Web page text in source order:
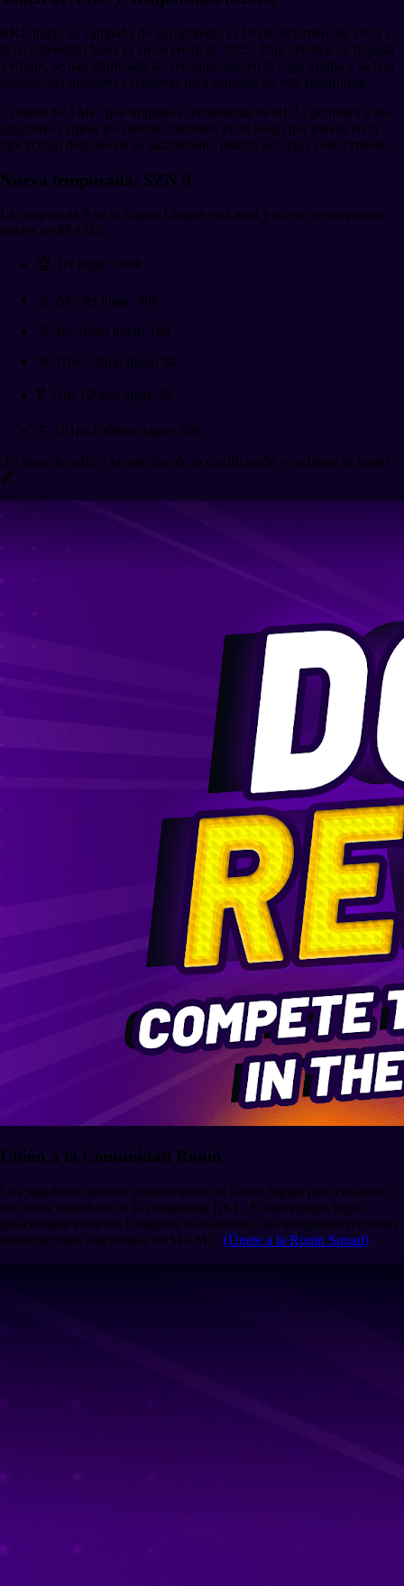
RKL inició su campaña de lanzamiento el 19 de diciembre de 2024 y
la ha extendido hasta el 26 de enero de 2025. Para celebrar su llegada
a Ronin, se han duplicado las recompensas en la Liga Sigma y se han
introducido misiones exclusivas para usuarios de esta plataforma.
El token $FAME, que impulsa el ecosistema de RKL, permitirá a los
jugadores canjear los puntos obtenidos en el juego por tokens en la
blockchain después de su lanzamiento planificado para este trimestre.
Nueva temporada: SZN 9
La temporada 9 de la Sigma League está aquí y ofrece recompensas
dobles de $FAME:
🏆 1er lugar: 100k
🥈 2do/3er lugar: 40k
🥉 4to-10mo lugar: 16k
🎯 11mo-30mo lugar: 8k
🎖️ 31ro-100mo lugar: 2k
💪 101ro-1000mo lugar: 200
¡Es hora de subir a lo más alto de la clasificación y reclamar tu lugar!
🏀
Unión a la Comunidad Ronin
Los jugadores también pueden unirse al Ronin Squad para colaborar
con otros miembros de la comunidad RKL. Si este equipo logra
posicionarse entre los 9 mejores escuadrones, sus integrantes recibirán
bonificaciones adicionales en $FAME. (Únete a la Ronin Squad)